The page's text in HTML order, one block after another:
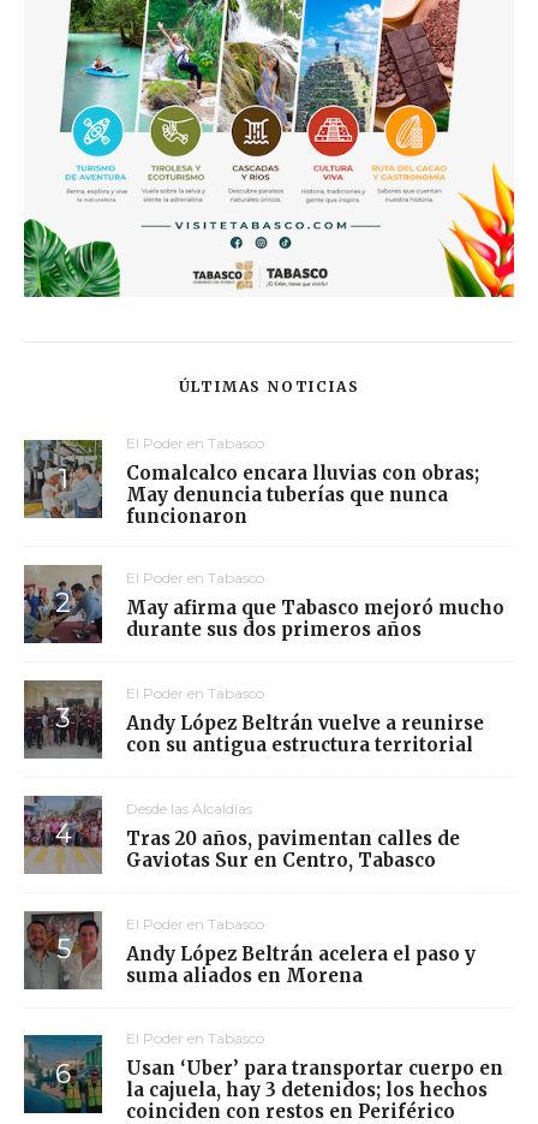
ÚLTIMAS NOTICIAS
El Poder en Tabasco
Comalcalco encara lluvias con obras;
May denuncia tuberías que nunca
funcionaron
El Poder en Tabasco
May afirma que Tabasco mejoró mucho
durante sus dos primeros años
El Poder en Tabasco
Andy López Beltrán vuelve a reunirse
con su antigua estructura territorial
Desde las Alcaldías
Tras 20 años, pavimentan calles de
Gaviotas Sur en Centro, Tabasco
El Poder en Tabasco
Andy López Beltrán acelera el paso y
suma aliados en Morena
El Poder en Tabasco
Usan ‘Uber’ para transportar cuerpo en
la cajuela, hay 3 detenidos; los hechos
coinciden con restos en Periférico